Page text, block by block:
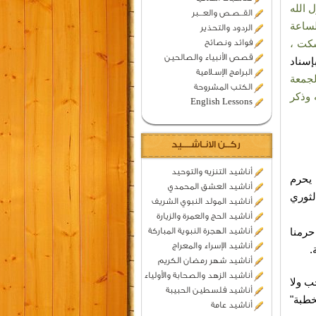
القــصـص والعـــبر
الردود والتحذير
فوائد ونصائح
قصص الأنبياء والصالحين
البرامج الإسـلامية
الكتب المشروحة
English Lessons
ركــن الانـاشــــيد
أناشيد التنزيه والتوحيد
أناشيد العشق المحمدي
أناشيد المولد النبوي الشريف
أناشيد الحج والعمرة والزيارة
أناشيد الهجرة النبوية المباركة
أناشيد الإسراء والمعراج
أناشيد شهر رمضان الكريم
أناشيد الزهد والصحابة والأولياء
أناشيد فلسطين الحبيبة
أناشيد عامة
الله
،
وذكر
يحرم
ولا